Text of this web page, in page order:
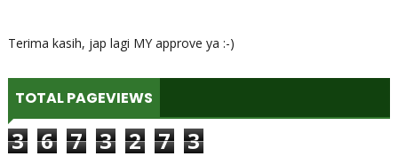
Terima kasih, jap lagi MY approve ya :-)
TOTAL PAGEVIEWS
3 6 7 3 2 7 3